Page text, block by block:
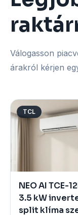
Válogasson
árakról kérjen
TCL
NEO AI TCE-
3.5 kW
split klíma